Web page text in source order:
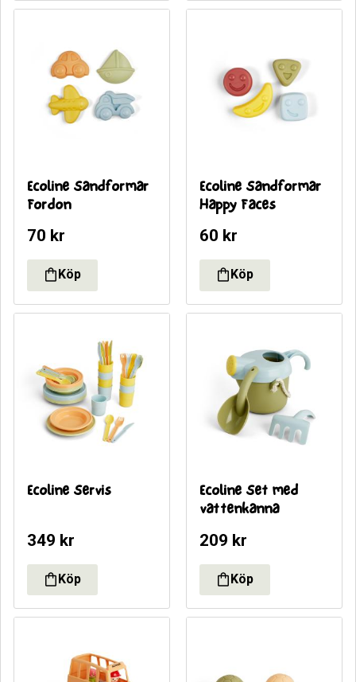
Ecoline Sandformar
Fordon
70 kr
Ecoline Sandformar
Happy Faces
60 kr
Ecoline Servis
349 kr
Ecoline Set med
vattenkanna
209 kr